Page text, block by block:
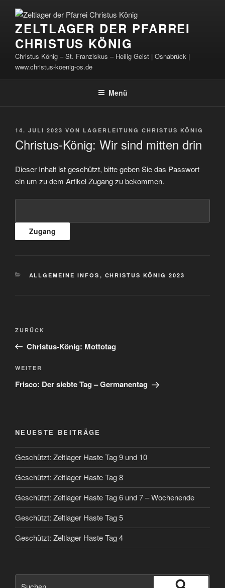
Inhalt
springenZELTLAGER DER PFARREI
CHRISTUS KÖNIG
Christus König – St. Franziskus – Heilig Geist | Osnabrück |
www.christus-koenig-os.de
Menü
VERÖFFENTLICHT
14. JULI 2023 VON LAGERLEITUNG CHRISTUS KÖNIG
Christus-König: Wir sind mitten drin
Dieser Inhalt ist geschützt, bitte geben Sie das Passwort
ein um zu dem Artikel Zugang zu bekommen.
KATEGORIEN
ALLGEMEINE INFOS , CHRISTUS KÖNIG 2023
Beitragsnavigation
Vorheriger
Beitrag
ZURÜCK
Christus-König: Mottotag
Nächster
Beitrag
WEITER
Frisco: Der siebte Tag – Germanentag
NEUESTE BEITRÄGE
Geschützt: Zeltlager Haste Tag 9 und 10
Geschützt: Zeltlager Haste Tag 8
Geschützt: Zeltlager Haste Tag 6 und 7 – Wochenende
Geschützt: Zeltlager Haste Tag 5
Geschützt: Zeltlager Haste Tag 4